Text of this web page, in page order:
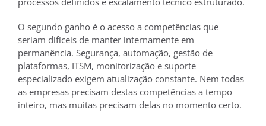
O segundo ganho é o acesso a competências que
seriam difíceis de manter internamente em
permanência. Segurança, automação, gestão de
plataformas, ITSM, monitorização e suporte
especializado exigem atualização constante. Nem todas
as empresas precisam destas competências a tempo
inteiro, mas muitas precisam delas no momento certo.